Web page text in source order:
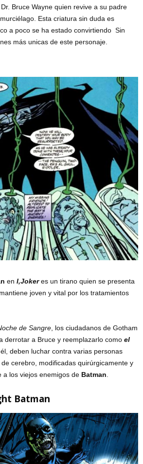
Dr. Bruce Wayne quien revive a su padre
Esta criatura sin duda es
a poco se ha estado convirtiendo Sin
más unicas de este personaje.
en I,Jokeres un tirano quien se presenta
joven y vital por los tratamientos
de Sangre , los ciudadanos de Gotham
derrotar a Bruce y reemplazarlo como el
él, deben luchar contra varias personas
cerebro, modificadas quirúrgicamente y
a los viejos enemigos de Batman
Batman